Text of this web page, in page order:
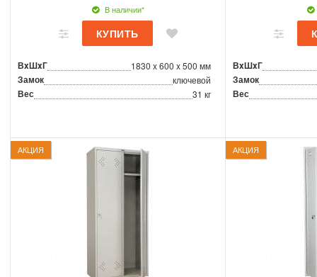
В наличии*
ВxШxГ 1830 x 600 x 500 мм
Замок ключевой
Вес 31 кг
ВxШxГ
Замок
Вес
АКЦИЯ АКЦИЯ